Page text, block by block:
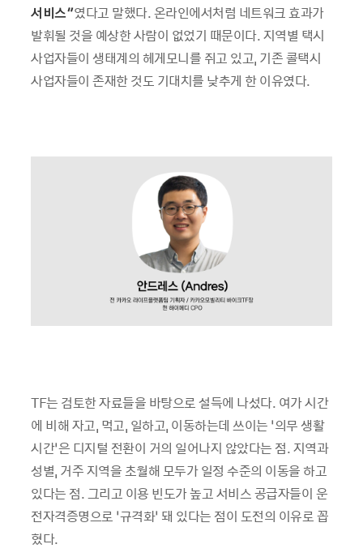
서비스”였다고 말했다. 온라인에서처럼 네트워크 효과가
발휘될 것을 예상한 사람이 없었기 때문이다. 지역별 택시
사업자들이 생태계의 헤게모니를 쥐고 있고, 기존 콜택시
사업자들이 존재한 것도 기대치를 낮추게 한 이유였다.
TF는 검토한 자료들을 바탕으로 설득에 나섰다. 여가 시간
에 비해 자고, 먹고, 일하고, 이동하는데 쓰이는 ‘의무 생활
시간’은 디지털 전환이 거의 일어나지 않았다는 점. 지역과
성별, 거주 지역을 초월해 모두가 일정 수준의 이동을 하고
있다는 점. 그리고 이용 빈도가 높고 서비스 공급자들이 운
전자격증명으로 ‘규격화’ 돼 있다는 점이 도전의 이유로 꼽
혔다.